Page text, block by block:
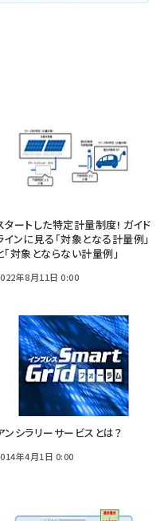
タートした特定計量制度! ガイド
インに見る「対象となる計量例」
「対象とならない計量例」
年8月11日 0:00
ンシラリーサービスとは？
年4月1日 0:00